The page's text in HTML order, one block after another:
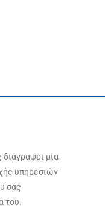
μία
υπηρεσιών
σας
του.